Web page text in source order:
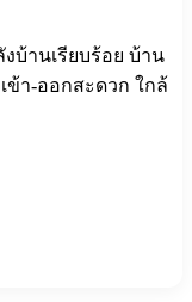
บ้านเรียบร้อย บ้าน
ข้า-ออกสะดวก ใกล้